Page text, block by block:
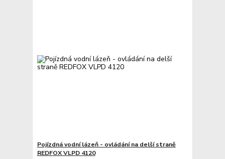
Pojízdná vodní lázeň - ovládání na delší straně
REDFOX VLPD 4120